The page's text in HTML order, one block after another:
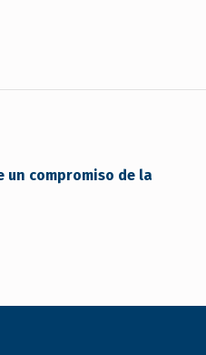
un compromiso de la